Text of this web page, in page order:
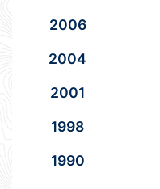
2006
2004
2001
1998
1990